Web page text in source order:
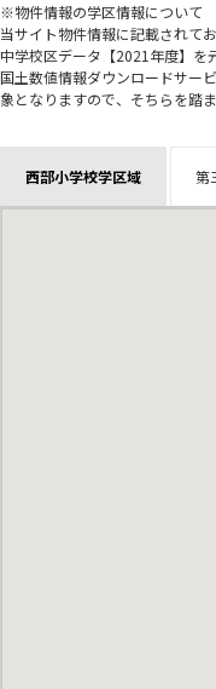
※物件情報の学区情報について
当サイト物件情報に記載されて
中学校区データ【2021年度】を
国土数値情報ダウンロードサー
象となりますので、そちらを踏
西部小学校学区域 第